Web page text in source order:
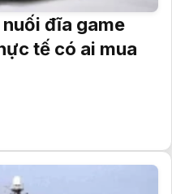
đĩa game
tế có ai mua